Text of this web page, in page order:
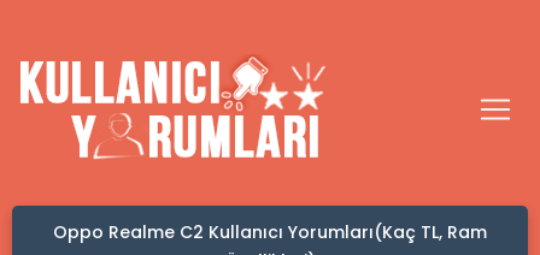
Yorumları(Kaç TL, Ram
Kafadan Hacamat